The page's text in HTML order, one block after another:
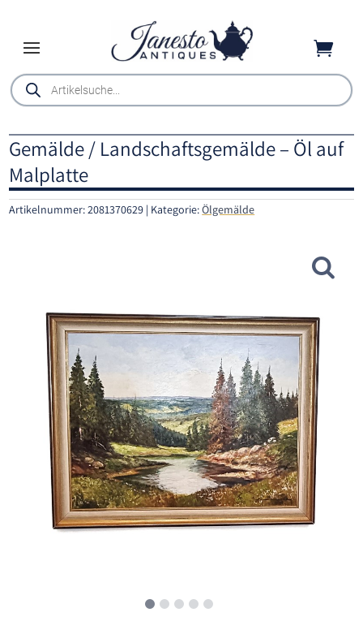

Products
search
Gemälde / Landschaftsgemälde – Öl auf
Malplatte
Artikelnummer:2081370629 Kategorie:Ölgemälde